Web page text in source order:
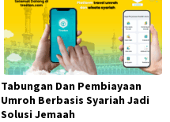
Tabungan Dan Pembiayaan
Umroh Berbasis Syariah Jadi
Solusi Jemaah